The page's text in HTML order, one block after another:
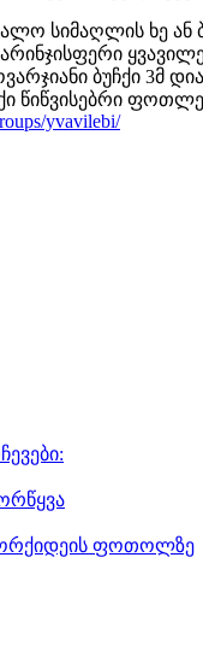
სიმაღლის ხე
ნარინჯისფერი
ბუჩქი 3მ
წიწვისებრი
yvavilebi/